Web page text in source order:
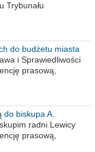
Trybunału
do budżetu miasta
i Sprawiedliwości
prasową,
do biskupa A.
radni Lewicy
prasową,